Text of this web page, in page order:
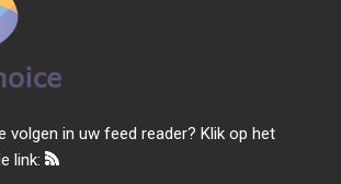
volgen in uw feed reader? Klik op het
link: